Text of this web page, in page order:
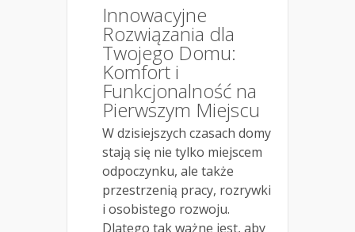
Innowacyjne
Rozwiązania dla
Twojego Domu:
Komfort i
Funkcjonalność na
Pierwszym Miejscu
W dzisiejszych czasach domy
stają się nie tylko miejscem
odpoczynku, ale także
przestrzenią pracy, rozrywki
i osobistego rozwoju.
Dlatego tak ważne jest, aby